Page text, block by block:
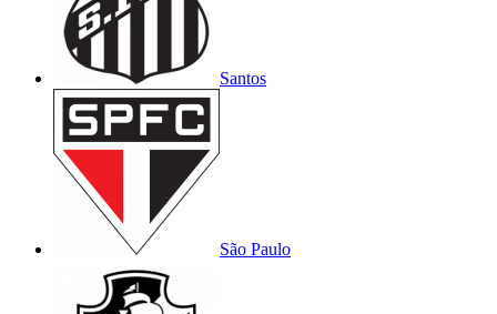
Santos
São Paulo